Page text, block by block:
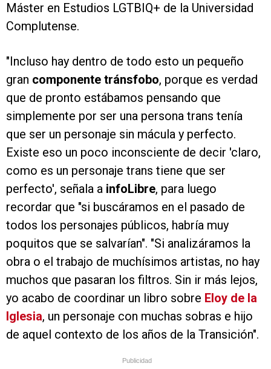
Máster en Estudios LGTBIQ+ de la Universidad
Complutense.
"Incluso hay dentro de todo esto un pequeño
gran componente tránsfobo, porque es verdad
que de pronto estábamos pensando que
simplemente por ser una persona trans tenía
que ser un personaje sin mácula y perfecto.
Existe eso un poco inconsciente de decir 'claro,
como es un personaje trans tiene que ser
perfecto', señala a infoLibre, para luego
recordar que "si buscáramos en el pasado de
todos los personajes públicos, habría muy
poquitos que se salvarían". "Si analizáramos la
obra o el trabajo de muchísimos artistas, no hay
muchos que pasaran los filtros. Sin ir más lejos,
yo acabo de coordinar un libro sobre Eloy de la
Iglesia, un personaje con muchas sobras e hijo
de aquel contexto de los años de la Transición".
Publicidad